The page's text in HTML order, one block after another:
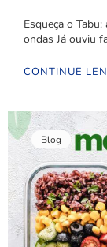
Esqueça o
ondas Já ouviu
CONTINUE
Blog